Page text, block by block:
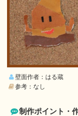
壁面作者：はる蔵
参考：なし
制作ポイント・